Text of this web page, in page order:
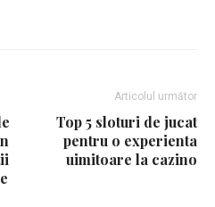
Articolul următor
Top 5 sloturi de jucat
pentru o experienta
uimitoare la cazino